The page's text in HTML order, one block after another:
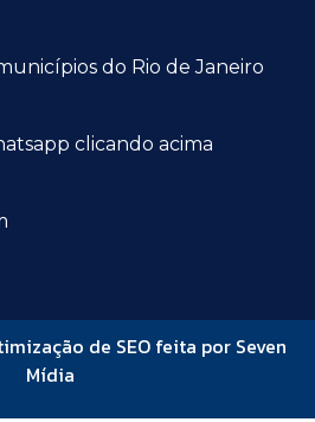
do Rio de Janeiro
clicando acima
de SEO feita por Seven
Mídia